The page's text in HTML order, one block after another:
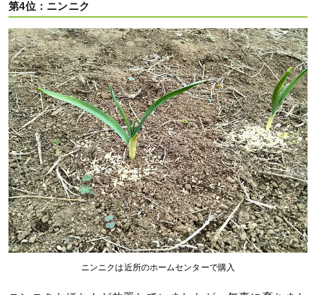
第4位：ニンニク
ニンニクは近所のホームセンターで購入